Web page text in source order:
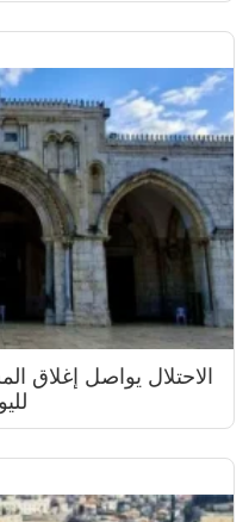
الاحتلال يواصل إغلاق